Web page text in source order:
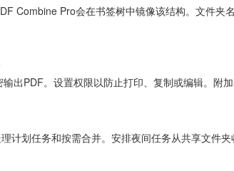
Combine Pro会在书签树中镜像该结构。文件夹
出PDF。设置权限以防止打印、复制或编辑。附
计划任务和按需合并。安排夜间任务从共享文件